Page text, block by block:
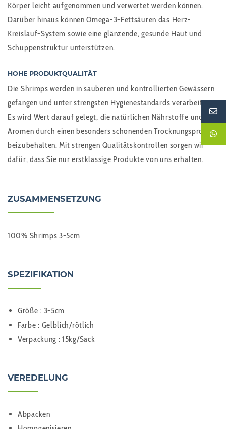
Körper leicht aufgenommen und verwertet werden können.
Darüber hinaus können Omega-3-Fettsäuren das Herz-
Kreislauf-System sowie eine glänzende, gesunde Haut und
Schuppenstruktur unterstützen.
HOHE PRODUKTQUALITÄT
Die Shrimps werden in sauberen und kontrollierten Gewässern
gefangen und unter strengsten Hygienestandards verarbeitet.
Es wird Wert darauf gelegt, die natürlichen Nährstoffe und
Aromen durch einen besonders schonenden Trocknungsprozess
beizubehalten. Mit strengen Qualitätskontrollen sorgen wir
dafür, dass Sie nur erstklassige Produkte von uns erhalten.
ZUSAMMENSETZUNG
100% Shrimps 3-5cm
SPEZIFIKATION
Größe : 3-5cm
Farbe : Gelblich/rötlich
Verpackung : 15kg/Sack
VEREDELUNG
Abpacken